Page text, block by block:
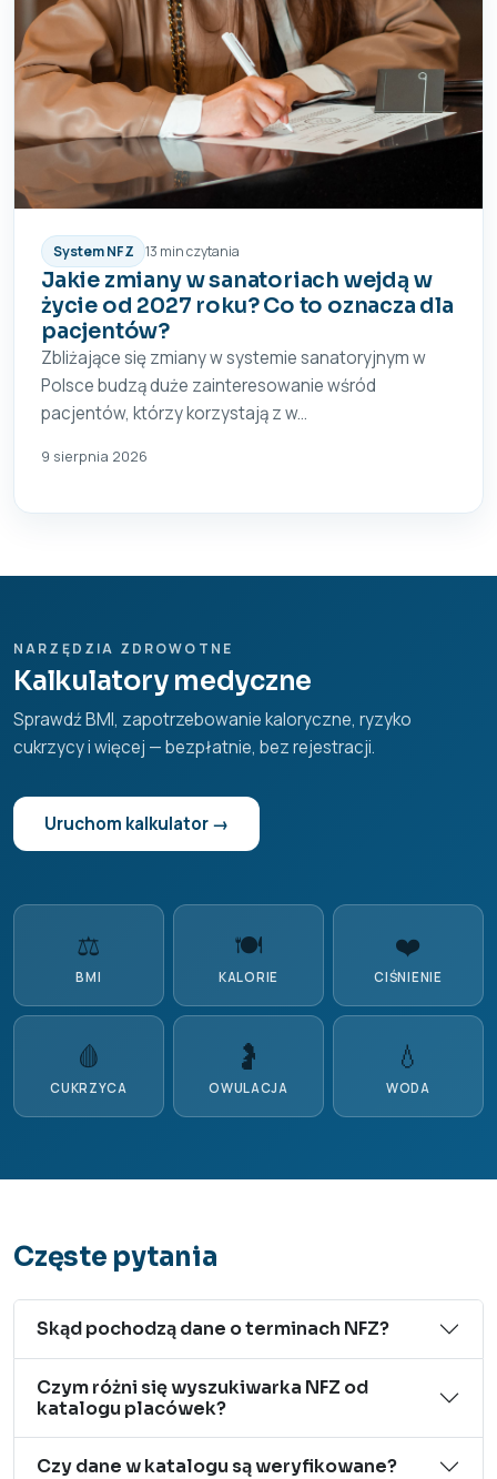
System NFZ 13 min czytania
Jakie zmiany w sanatoriach wejdą w
życie od 2027 roku? Co to oznacza dla
pacjentów?
Zbliżające się zmiany w systemie sanatoryjnym w
Polsce budzą duże zainteresowanie wśród
pacjentów, którzy korzystają z w...
9 sierpnia 2026
NARZĘDZIA ZDROWOTNE
Kalkulatory medyczne
Sprawdź BMI, zapotrzebowanie kaloryczne, ryzyko
cukrzycy i więcej — bezpłatnie, bez rejestracji.
Uruchom kalkulator →
⚖️
BMI
🍽️
KALORIE
❤️
CIŚNIENIE
🩸
CUKRZYCA
🤰
OWULACJA
💧
WODA
Częste pytania
Skąd pochodzą dane o terminach NFZ?
Czym różni się wyszukiwarka NFZ od
katalogu placówek?
Czy dane w katalogu są weryfikowane?